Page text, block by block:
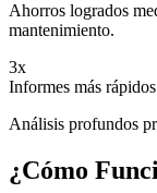
Ahorros logrados
mantenimiento.
3x
Informes más rápidos
Análisis profundos
¿Cómo